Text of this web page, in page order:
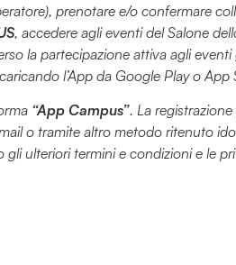
prenotare e/o confermare
, accedere agli eventi del Salone
la partecipazione attiva agli eventi
l’App da Google Play o App
“App Campus”. La
o tramite altro metodo ritenuto
ulteriori termini e condizioni e le